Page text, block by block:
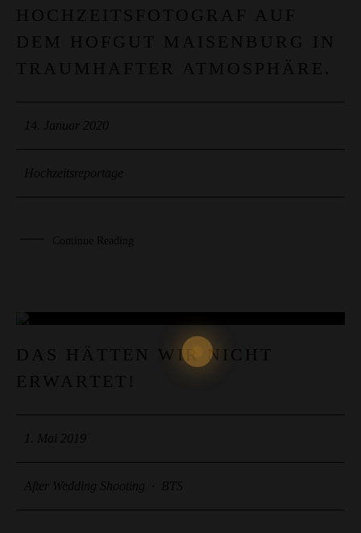
14
JAN.
HOCHZEITSFOTOGRAF AUF
DEM HOFGUT MAISENBURG IN
TRAUMHAFTER ATMOSPHÄRE.
14. Januar 2020
Hochzeitsreportage
Continue Reading
01
MAI
DAS HÄTTEN WIR NICHT
ERWARTET!
1. Mai 2019
After Wedding Shooting BTS